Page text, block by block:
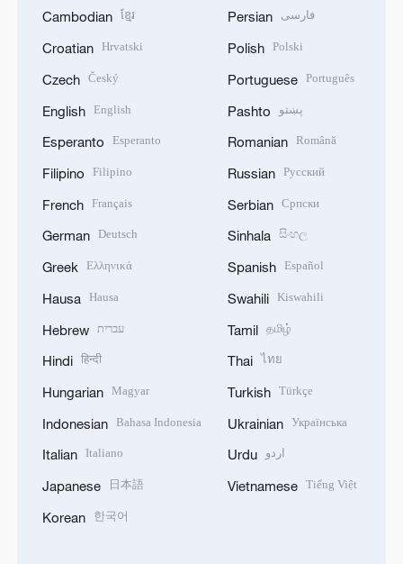
Cambodian ខ្មែរ
Croatian Hrvatski
Czech Český
English English
Esperanto Esperanto
Filipino Filipino
French Français
German Deutsch
Greek Ελληνικά
Hausa Hausa
Hebrew עברית
Hindi हिन्दी
Hungarian Magyar
Indonesian Bahasa Indonesia
Italian Italiano
Japanese 日本語
Korean 한국어
Persian فارسی
Polish Polski
Portuguese Português
Pashto پښتو
Romanian Română
Russian Русский
Serbian Српски
Sinhala සිංහල
Spanish Español
Swahili Kiswahili
Tamil தமிழ்
Thai ไทย
Turkish Türkçe
Ukrainian Українська
Urdu اردو
Vietnamese Tiếng Việt